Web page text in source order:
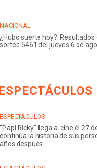
NACIONAL
¿Hubo suerte hoy?: Resultados
sorteo 5461 del jueves 6 de
ESPECTÁCULOS
"Papi Ricky" llega al cine el 27
continúa la historia de sus
años después